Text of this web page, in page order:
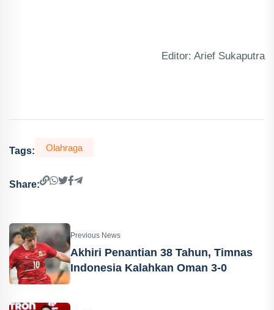
Editor: Arief Sukaputra
Tags: Olahraga
Share:
Previous News
Akhiri Penantian 38 Tahun, Timnas
Indonesia Kalahkan Oman 3-0